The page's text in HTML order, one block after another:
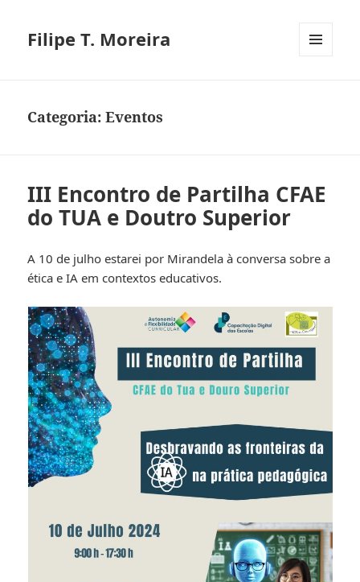
Filipe T. Moreira
Categoria:Eventos
III Encontro de Partilha CFAE
do TUA e Doutro Superior
A 10 de julho estarei por Mirandela à conversa sobre a
ética e IA em contextos educativos.